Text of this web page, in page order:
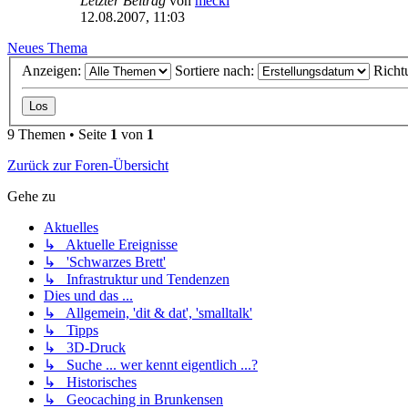
12.08.2007, 11:03
Neues Thema
Anzeigen:
Sortiere nach:
9 Themen • Seite 1 von 1
Zurück zur Foren-Übersicht
Gehe zu
Aktuelles
↳ Aktuelle Ereignisse
↳ 'Schwarzes Brett'
↳ Infrastruktur und Tendenzen
Dies und das ...
↳ Allgemein, 'dit & dat', 'smalltalk'
↳ Tipps
↳ 3D-Druck
↳ Suche ... wer kennt eigentlich ...?
↳ Historisches
↳ Geocaching in Brunkensen